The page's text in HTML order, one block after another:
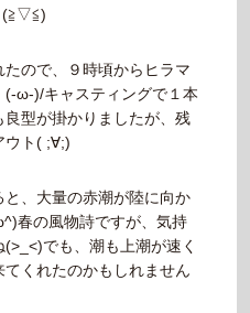
(≧▽≦)
ので、９時頃からヒラマ
(-ω-)/キャスティングで１本
型が掛かりましたが、残
ウト( ;∀;)
、大量の赤潮が陸に向か
春の風物詩ですが、気持
でも、潮も上潮が速く
くれたのかもしれません